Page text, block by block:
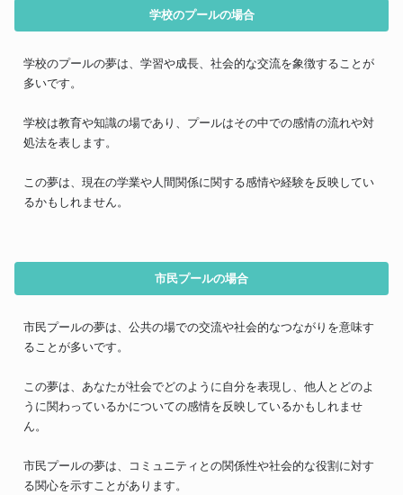
学校のプールの場合
学校のプールの夢は、学習や成長、社会的な交流を象徴することが
多いです。
学校は教育や知識の場であり、プールはその中での感情の流れや対
処法を表します。
この夢は、現在の学業や人間関係に関する感情や経験を反映してい
るかもしれません。
市民プールの場合
市民プールの夢は、公共の場での交流や社会的なつながりを意味す
ることが多いです。
この夢は、あなたが社会でどのように自分を表現し、他人とどのよ
うに関わっているかについての感情を反映しているかもしれませ
ん。
市民プールの夢は、コミュニティとの関係性や社会的な役割に対す
る関心を示すことがあります。